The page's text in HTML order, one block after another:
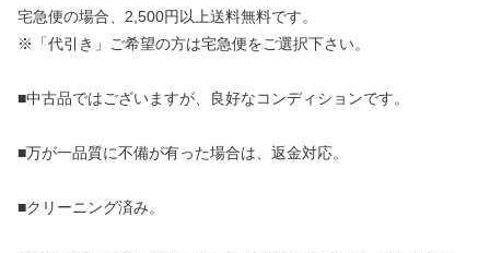
宅急便の場合、2,500円以上送料無料です。
※「代引き」ご希望の方は宅急便をご選択下さい。
■中古品ではございますが、良好なコンディションです。
■万が一品質に不備が有った場合は、返金対応。
■クリーニング済み。